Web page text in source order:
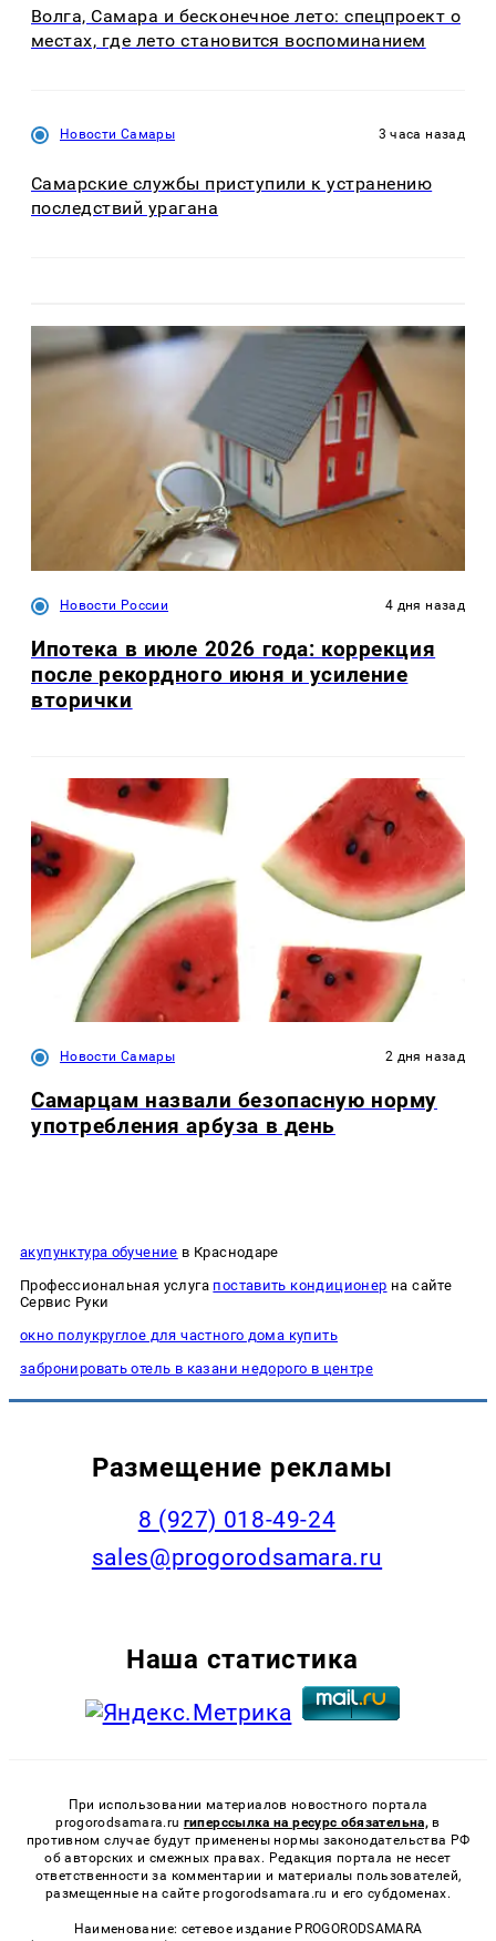
Волга, Самара и бесконечное лето: спецпроект о
местах, где лето становится воспоминанием
Новости Самары 3 часа назад
Самарские службы приступили к устранению
последствий урагана
Новости России 4 дня назад
Ипотека в июле 2026 года: коррекция
после рекордного июня и усиление
вторички
Новости Самары 2 дня назад
Самарцам назвали безопасную норму
употребления арбуза в день
акупунктура обучение в Краснодаре
Профессиональная услуга поставить кондиционер на сайте
Сервис Руки
окно полукруглое для частного дома купить
забронировать отель в казани недорого в центре
Размещение рекламы
8 (927) 018-49-24
sales@progorodsamara.ru
Наша статистика
При использовании материалов новостного портала
progorodsamara.ru гиперссылка на ресурс обязательна, в
противном случае будут применены нормы законодательства РФ
об авторских и смежных правах. Редакция портала не несет
ответственности за комментарии и материалы пользователей,
размещенные на сайте progorodsamara.ru и его субдоменах.
Наименование: сетевое издание PROGORODSAMARA